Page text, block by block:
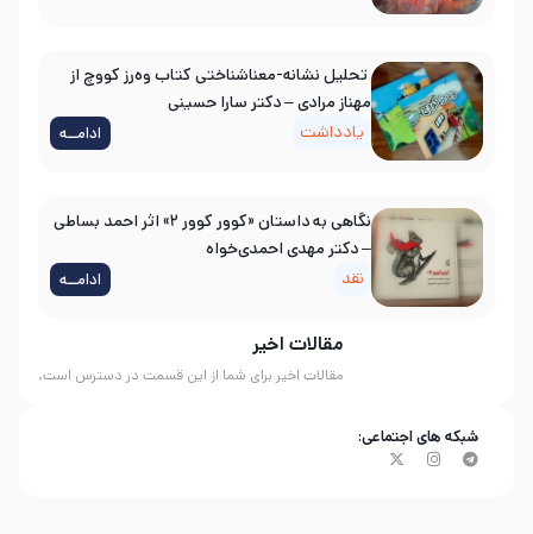
مقالات اخیر
مقالات اخیر برای شما از این قسمت در دسترس است.
تحلیل نشانه-معناشناختی کتاب وه‌رز کووچ از
مهناز مرادی – دکتر سارا حسینی
یادداشت
ادامــه
نگاهی به داستان «کوور کوور ۲» اثر احمد بساطی
– دکتر مهدی احمدی‌خواه
نقد
ادامــه
شبکه های اجتماعی: